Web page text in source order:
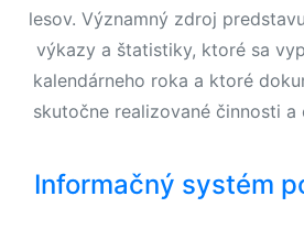
lesov. Významný zdroj
výkazy a štatistiky, ktoré sa
kalendárneho roka a ktoré
skutočne realizované činnosti a
Informačný systém